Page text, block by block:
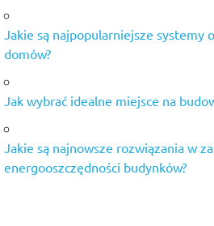
Jakie są najpopularniejsze systemy
domów?
Jak wybrać idealne miejsce na
Jakie są najnowsze rozwiązania w
energooszczędności budynków?